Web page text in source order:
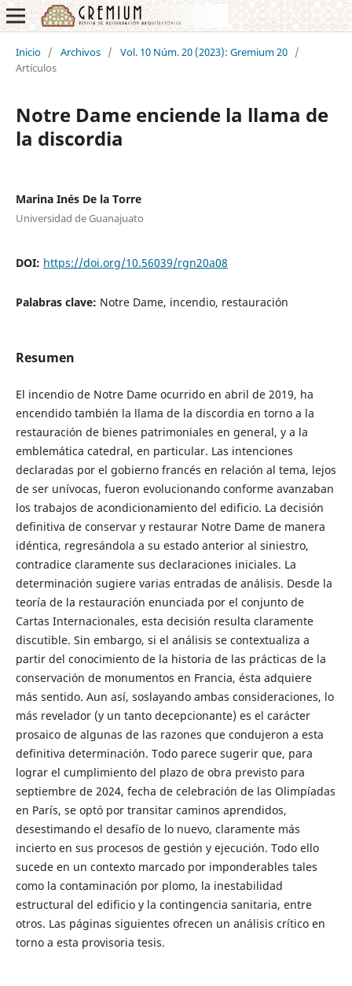
Inicio / Archivos / Vol. 10 Núm. 20 (2023): Gremium 20 /
Artículos
Notre Dame enciende la llama de
la discordia
Marina Inés De la Torre
Universidad de Guanajuato
DOI: https://doi.org/10.56039/rgn20a08
Palabras clave: Notre Dame, incendio, restauración
Resumen
El incendio de Notre Dame ocurrido en abril de 2019, ha
encendido también la llama de la discordia en torno a la
restauración de bienes patrimoniales en general, y a la
emblemática catedral, en particular. Las intenciones
declaradas por el gobierno francés en relación al tema, lejos
de ser unívocas, fueron evolucionando conforme avanzaban
los trabajos de acondicionamiento del edificio. La decisión
definitiva de conservar y restaurar Notre Dame de manera
idéntica, regresándola a su estado anterior al siniestro,
contradice claramente sus declaraciones iniciales. La
determinación sugiere varias entradas de análisis. Desde la
teoría de la restauración enunciada por el conjunto de
Cartas Internacionales, esta decisión resulta claramente
discutible. Sin embargo, si el análisis se contextualiza a
partir del conocimiento de la historia de las prácticas de la
conservación de monumentos en Francia, ésta adquiere
más sentido. Aun así, soslayando ambas consideraciones, lo
más revelador (y un tanto decepcionante) es el carácter
prosaico de algunas de las razones que condujeron a esta
definitiva determinación. Todo parece sugerir que, para
lograr el cumplimiento del plazo de obra previsto para
septiembre de 2024, fecha de celebración de las Olimpíadas
en París, se optó por transitar caminos aprendidos,
desestimando el desafío de lo nuevo, claramente más
incierto en sus procesos de gestión y ejecución. Todo ello
sucede en un contexto marcado por imponderables tales
como la contaminación por plomo, la inestabilidad
estructural del edificio y la contingencia sanitaria, entre
otros. Las páginas siguientes ofrecen un análisis crítico en
torno a esta provisoria tesis.